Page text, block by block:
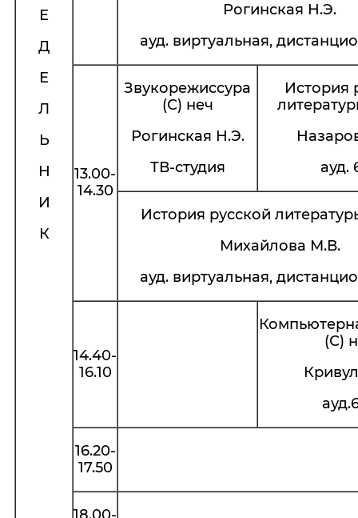
Е
Д
Е
Л
Ь
Н
И
К
Рогинская Н.Э.
ауд. виртуальная,
13.00-
14.30
Звукорежиссура
(С) неч
Рогинская Н.Э.
ТВ-студия
История
ауд.
История русской
Михайлова М.В.
ауд. виртуальная,
14.40-
16.10
(С)
16.20-
17.50